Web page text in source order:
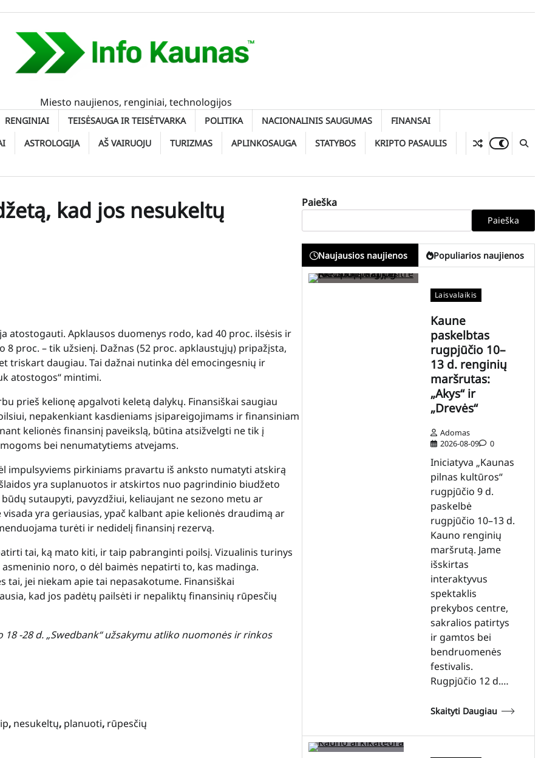
Miesto naujienos, renginiai, technologijos
RENGINIAI TEISĖSAUGA IR TEISĖTVARKA POLITIKA NACIONALINIS SAUGUMAS
FINANSAI
ASTROLOGIJA AŠ VAIRUOJU TURIZMAS APLINKOSAUGA STATYBOS
KRIPTO PASAULIS
kad jos nesukeltų
atostogauti. Apklausos duomenys rodo, kad 40 proc. ilsėsis ir
proc. – tik užsienį. Dažnas (52 proc. apklaustųjų) pripažįsta,
triskart daugiau. Tai dažnai nutinka dėl emocingesnių ir
atostogos“ mintimi.
prieš kelionę apgalvoti keletą dalykų. Finansiškai saugiau
nepakenkiant kasdieniams įsipareigojimams ir finansiniam
kelionės finansinį paveikslą, būtina atsižvelgti ne tik į
bei nenumatytiems atvejams.
impulsyviems pirkiniams pravartu iš anksto numatyti atskirą
yra suplanuotos ir atskirtos nuo pagrindinio biudžeto
sutaupyti, pavyzdžiui, keliaujant ne sezono metu ar
yra geriausias, ypač kalbant apie kelionės draudimą ar
turėti ir nedidelį finansinį rezervą.
tai, ką mato kiti, ir taip pabranginti poilsį. Vizualinis turinys
noro, o dėl baimės nepatirti to, kas madinga.
jei niekam apie tai nepasakotume. Finansiškai
kad jos padėtų pailsėti ir nepaliktų finansinių rūpesčių
-28 d. „Swedbank“ užsakymu atliko nuomonės ir rinkos
, nesukeltų, planuoti, rūpesčių
Paieška
Paieška
Naujausios naujienos Populiarios naujienos
Laisvalaikis
Kaune
paskelbtas
rugpjūčio 10–
13 d. renginių
maršrutas:
„Akys“ ir
„Drevės“
Adomas
2026-08-09
0
Iniciatyva „Kaunas
pilnas kultūros“
rugpjūčio 9 d.
paskelbė
rugpjūčio 10–13 d.
Kauno renginių
maršrutą. Jame
išskirtas
interaktyvus
spektaklis
prekybos centre,
sakralios patirtys
ir gamtos bei
bendruomenės
festivalis.
Rugpjūčio 12 d.…
Skaityti Daugiau